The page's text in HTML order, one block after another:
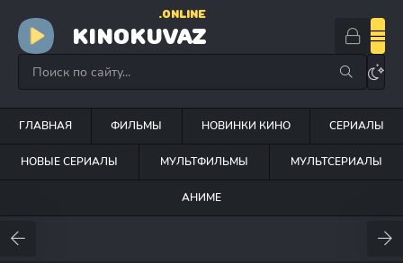
KINOKUVAZ
.ONLINE
ГЛАВНАЯ ФИЛЬМЫ НОВИНКИ КИНО СЕРИАЛЫ
НОВЫЕ СЕРИАЛЫ МУЛЬТФИЛЬМЫ МУЛЬТСЕРИАЛЫ
АНИМЕ